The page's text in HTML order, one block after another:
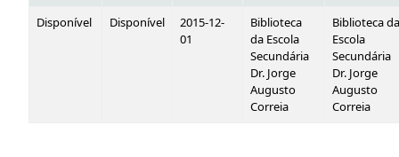
Disponível
Disponível
2015-12-
01
Biblioteca
da Escola
Secundária
Dr. Jorge
Augusto
Correia
Biblioteca da
Escola
Secundária
Dr. Jorge
Augusto
Correia